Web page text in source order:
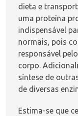
dieta e
uma proteína
indispensável
normais, pois
responsável
corpo.
síntese de
de diversas
Estima-se que